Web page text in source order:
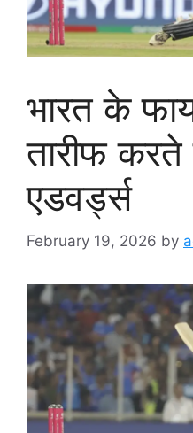
भारत के
तारीफ
एडवर्ड्स
February 19, 2026 by